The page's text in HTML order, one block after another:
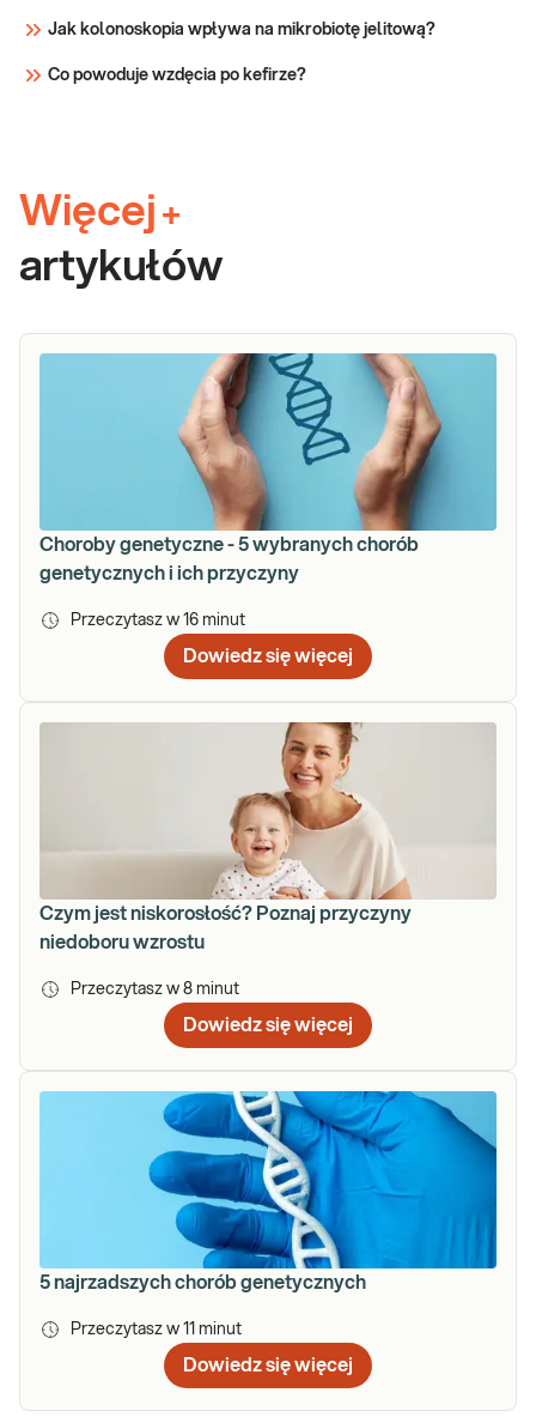
Jak kolonoskopia wpływa na mikrobiotę jelitową?
Co powoduje wzdęcia po kefirze?
Więcej +
artykułów
Choroby genetyczne - 5 wybranych chorób
genetycznych i ich przyczyny
Przeczytasz w 16 minut
Dowiedz się więcej
Czym jest niskorosłość? Poznaj przyczyny
niedoboru wzrostu
Przeczytasz w 8 minut
Dowiedz się więcej
5 najrzadszych chorób genetycznych
Przeczytasz w 11 minut
Dowiedz się więcej